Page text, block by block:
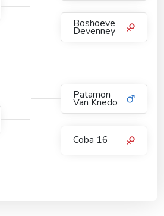
Boshoeve
Devenney
Patamon
Van Knedo
Coba 16